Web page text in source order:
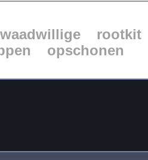
rootkit
opschonen